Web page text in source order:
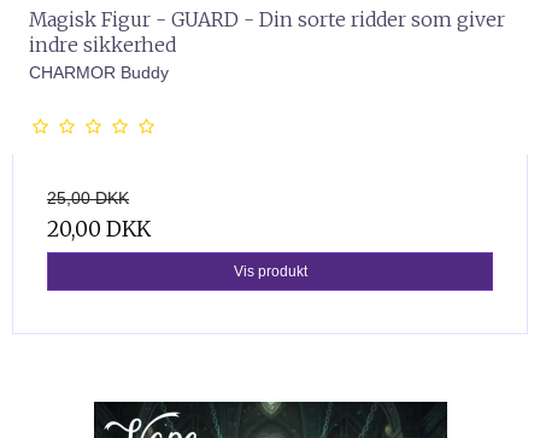
Magisk Figur - GUARD - Din sorte ridder som giver
indre sikkerhed
CHARMOR Buddy
25,00 DKK
20,00 DKK
Vis produkt